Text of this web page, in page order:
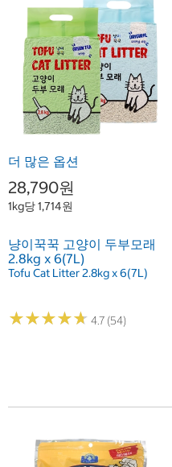
더 많은 옵션
28,790원
1kg당 1,714원
냥이꾹꾹 고양이 두부모래
2.8kg x 6(7L)
Tofu Cat Litter 2.8kg x 6(7L)
★★★★★
★★★★★ 4.7 (54)